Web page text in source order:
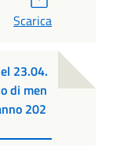
Scarica
23.04.
di men
202